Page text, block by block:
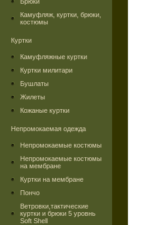
Камуфляж, куртки, брюки,
костюмы
Куртки
Камуфляжные куртки
Куртки милитари
Бушлаты
Жилеты
Кожаные куртки
Непромокаемая одежда
Непромокаемые костюмы
Непромокаемые костюмы
на мембране
Куртки на мембране
Пончо
Ветровки,тактические
куртки и брюки 5 уровнь
Soft Shell